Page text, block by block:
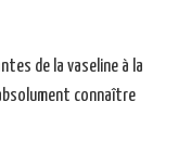
de la vaseline à la
connaître